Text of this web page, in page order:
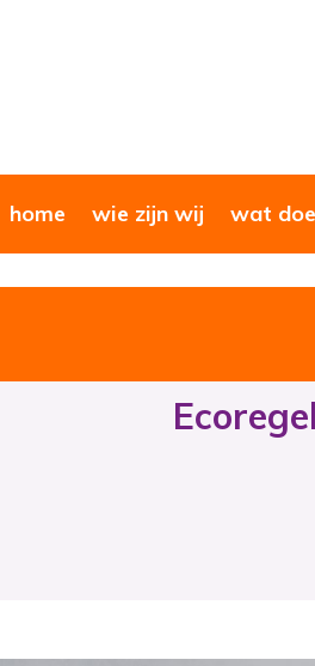
home wie zijn wij wat